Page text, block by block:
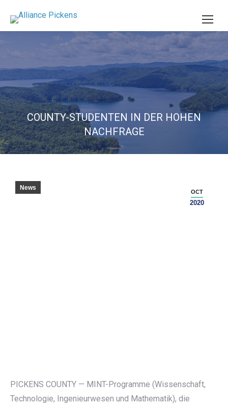
COUNTY-STUDENTEN IN DER HOHEN
NACHFRAGE
OCT
2020
News
PICKENS COUNTY — MINT-Programme (Wissenschaft,
Technologie, Ingenieurwesen und Mathematik), die